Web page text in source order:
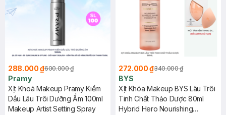
288.000 ₫600.000 ₫
Pramy
Xịt Khoá Makeup Pramy Kiềm
Dầu Lâu Trôi Dưỡng Ẩm 100ml
Makeup Artist Setting Spray
272.000 ₫340.000 ₫
BYS
Xịt Khóa Makeup BYS Lâu Trôi
Tinh Chất Thảo Dược 80ml
Hybrid Hero Nourishing